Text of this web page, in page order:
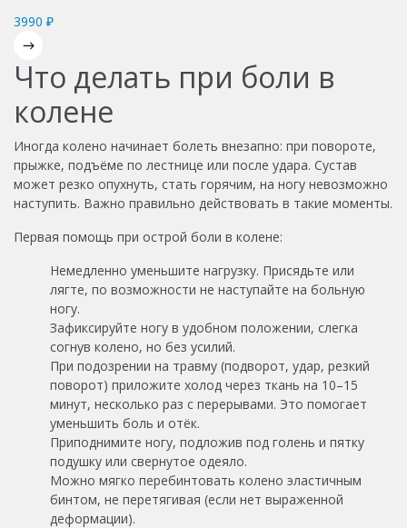
3990 ₽
Что делать при боли в
колене
Иногда колено начинает болеть внезапно: при повороте,
прыжке, подъёме по лестнице или после удара. Сустав
может резко опухнуть, стать горячим, на ногу невозможно
наступить. Важно правильно действовать в такие моменты.
Первая помощь при острой боли в колене:
Немедленно уменьшите нагрузку. Присядьте или
лягте, по возможности не наступайте на больную
ногу.
Зафиксируйте ногу в удобном положении, слегка
согнув колено, но без усилий.
При подозрении на травму (подворот, удар, резкий
поворот) приложите холод через ткань на 10–15
минут, несколько раз с перерывами. Это помогает
уменьшить боль и отёк.
Приподнимите ногу, подложив под голень и пятку
подушку или свернутое одеяло.
Можно мягко перебинтовать колено эластичным
бинтом, не перетягивая (если нет выраженной
деформации).